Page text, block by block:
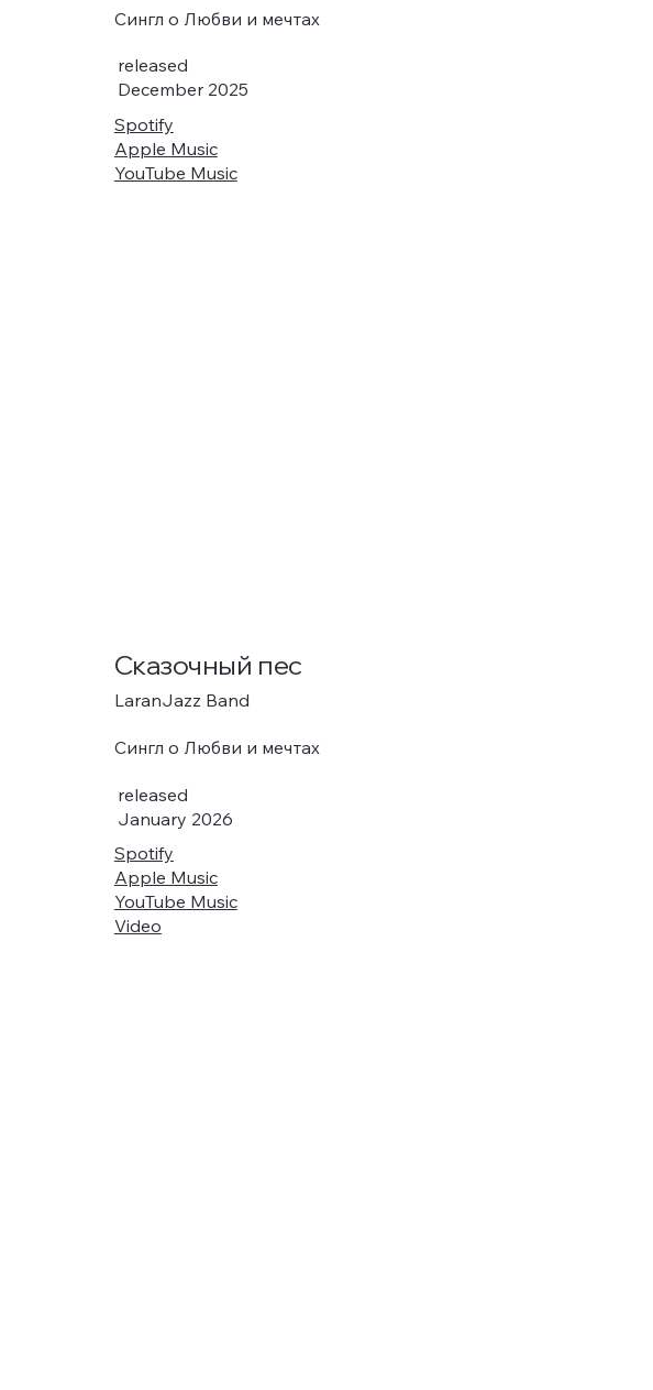
released
December 2025
Spotify
Apple Music
YouTube Music
Сингл о Любви и мечтах
Сказочный пес
LaranJazz Band
released
January 2026
Spotify
Apple Music
YouTube Music
Video
Сингл о Любви и мечтах